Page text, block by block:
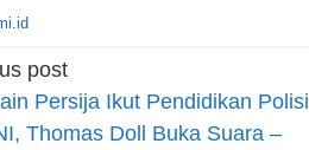
post
Persija Ikut Pendidikan Polisi
Thomas Doll Buka Suara –